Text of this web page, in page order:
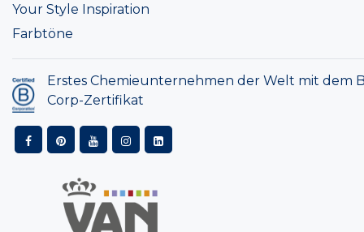
Your Style Inspiration
Farbtöne
Erstes Chemieunternehmen der Welt mit dem
Corp-Zertifikat